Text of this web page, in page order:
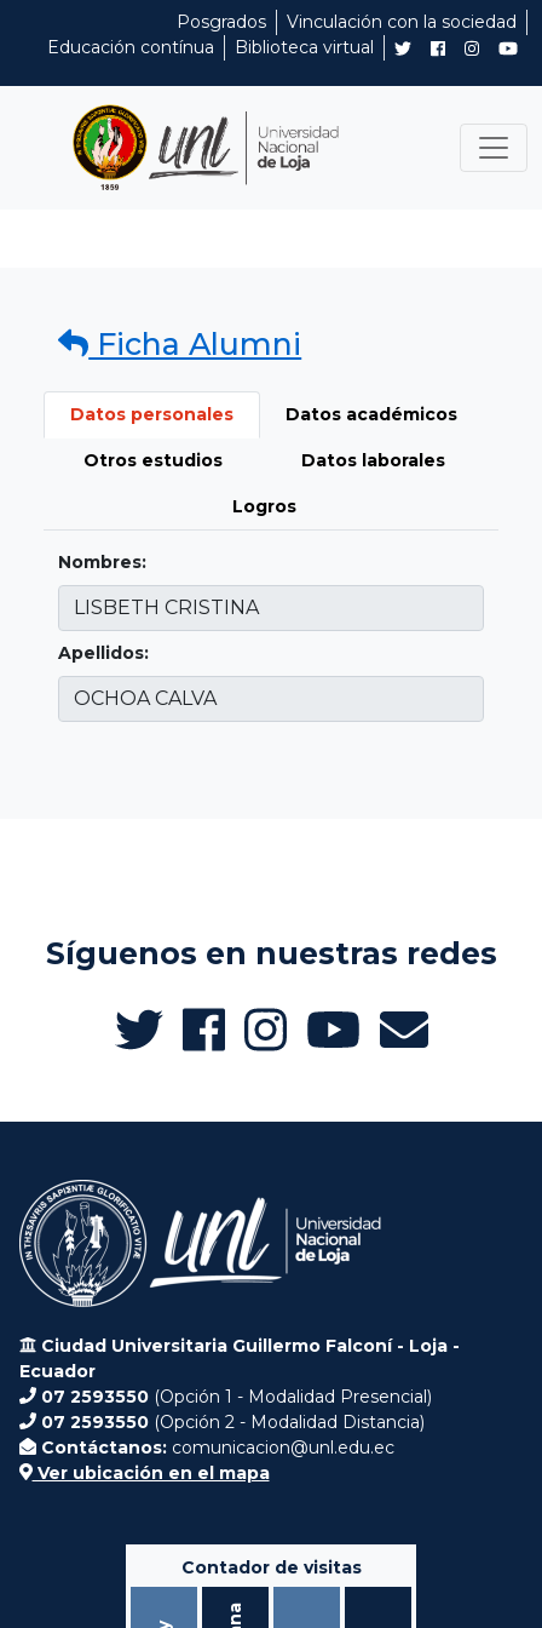
Posgrados
Vinculación con la sociedad
Educación contínua
Biblioteca virtual
Ficha Alumni
Datos personales Datos académicos
Otros estudios Datos laborales
Logros
Nombres:
Apellidos:
Síguenos en nuestras redes
Ciudad Universitaria Guillermo Falconí - Loja -
Ecuador
07 2593550 (Opción 1 - Modalidad Presencial)
07 2593550 (Opción 2 - Modalidad Distancia)
Contáctanos: comunicacion@unl.edu.ec
Ver ubicación en el mapa
Contador de visitas